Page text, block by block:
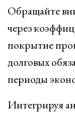
Обращайте
через
покрытие
долговых
периоды
Интегрируя